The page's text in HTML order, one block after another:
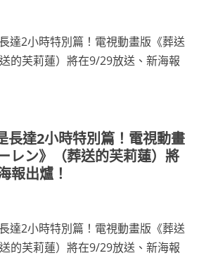
長達2小時特別篇！電視動畫
レン》（葬送的芙莉蓮）將
報出爐！